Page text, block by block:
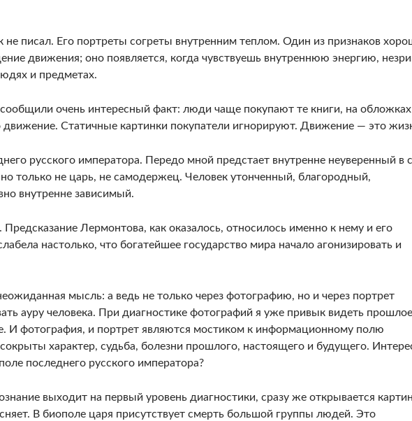
не писал. Его портреты согреты внутренним теплом. Один из признаков
движения; оно появляется, когда чувствуешь внутреннюю энер­гию,
и пред­метах.
очень интерес­ный факт: люди чаще покупают те книги, на об­ложках
Статич­ные картинки покупатели игнорируют. Движе­ние — это
русского императора. Передо мной предстает внутренне неуверенный в
только не царь, не самодержец. Человек утонченный, благородный,
внутренне зависимый.
Предсказание Лермонтова, как оказалось, относилось именно к нему и его
настолько, что бога­тейшее государство мира начало агонизировать и
мысль: а ведь не только через фотографию, но и через портрет
ауру человека. При диа­гностике фотографий я уже привык видеть
И фотография, и портрет являются мостиком к информационному полю
характер, судьба, болезни прошлого, настоящего и будуще­го.
послед­него русского императора?
выходит на пер­вый уровень диагностики, сразу же открывается
В биополе царя присутствует смерть большой группы людей. Это